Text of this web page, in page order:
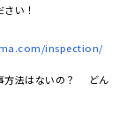
い！
inspection/
方法はないの？ どん